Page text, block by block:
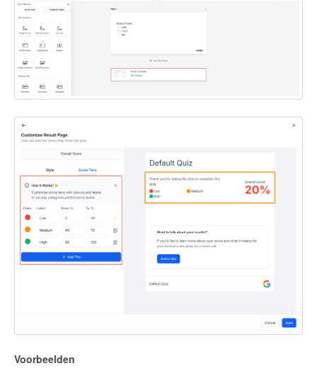
Voorbeelden